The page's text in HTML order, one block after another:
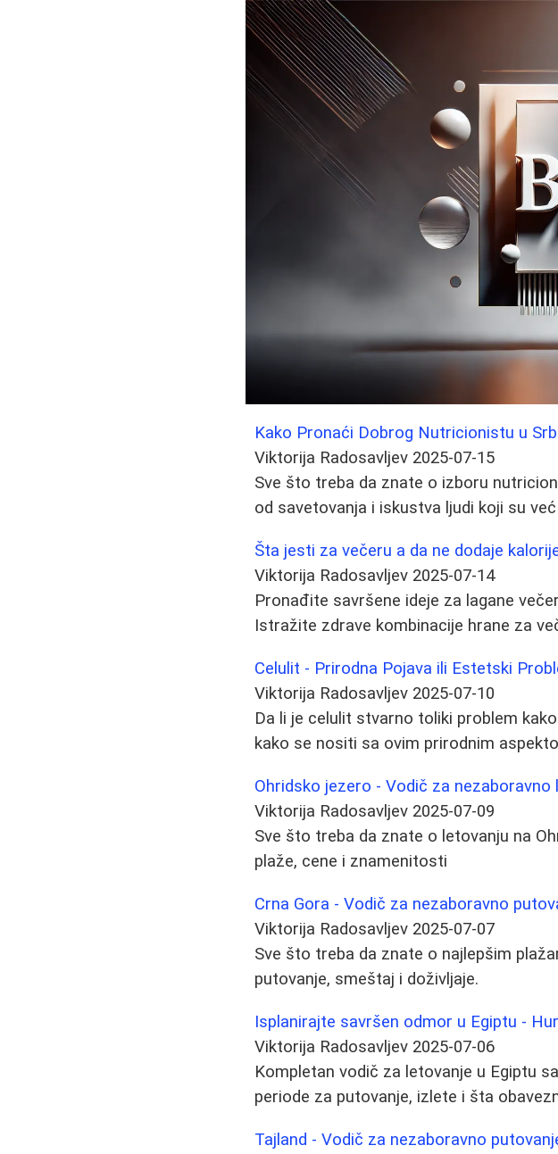
Kako Pronaći Dobrog Nutricionistu u
Viktorija Radosavljev 2025-07-15
Sve što treba da znate o izboru
od savetovanja i iskustva ljudi koji su
Šta jesti za večeru a da ne dodaje
Viktorija Radosavljev 2025-07-14
Pronađite savršene ideje za lagane
Istražite zdrave kombinacije hrane za
Celulit - Prirodna Pojava ili Estetski
Viktorija Radosavljev 2025-07-10
Da li je celulit stvarno toliki problem
kako se nositi sa ovim prirodnim
Ohridsko jezero - Vodič za nezaboravno
Viktorija Radosavljev 2025-07-09
Sve što treba da znate o letovanju na
plaže, cene i znamenitosti
Crna Gora - Vodič za nezaboravno
Viktorija Radosavljev 2025-07-07
Sve što treba da znate o najlepšim
putovanje, smeštaj i doživljaje.
Isplanirajte savršen odmor u Egiptu -
Viktorija Radosavljev 2025-07-06
Kompletan vodič za letovanje u Egiptu
periode za putovanje, izlete i šta
Tajland - Vodič za nezaboravno